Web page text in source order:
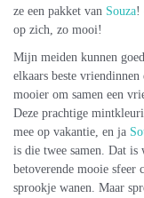
ze een pakket van Souza!
op zich, zo mooi!
Mijn meiden kunnen
elkaars beste
mooier om samen een
Deze prachtige
mee op vakantie, en ja
is die twee samen. Dat is
betoverende mooie sfeer
sprookje wanen. Maar